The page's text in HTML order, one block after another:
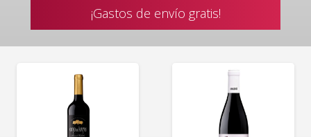
¡Gastos de envío gratis!